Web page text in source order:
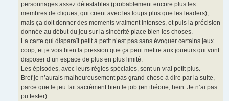
personnages assez détestables (probablement encore plus les
membres de cliques, qui crient avec les loups plus que les leaders),
mais ça doit donner des moments vraiment intenses, et puis la précision
donnée au début du jeu sur la sincérité place bien les choses.
La carte qui disparaît petit à petit n’est pas sans évoquer certains jeux
coop, et je vois bien la pression que ça peut mettre aux joueurs qui vont
disposer d’un espace de plus en plus limité.
Les épisodes, avec leurs règles spéciales, sont un vrai petit plus.
Bref je n’aurais malheureusement pas grand-chose à dire par la suite,
parce que le jeu fait sacrément bien le job (en théorie, hein. Je n’ai pas
pu tester).